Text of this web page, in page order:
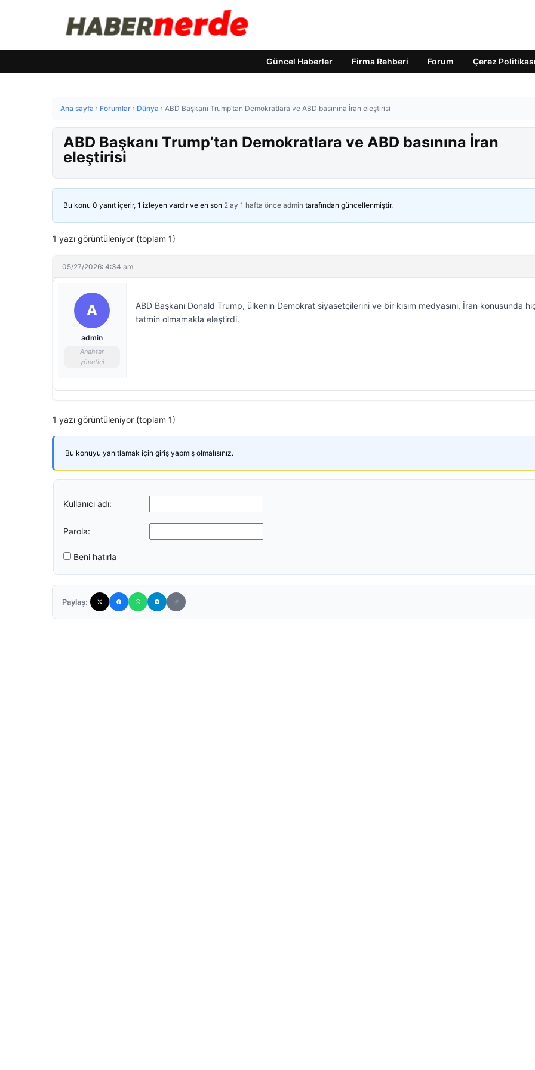
Güncel Haberler Firma Rehberi Forum Çerez Politikası
Ana sayfa › Forumlar › Dünya › ABD Başkanı Trump’tan Demokratlara ve ABD basınına İran eleştirisi
ABD Başkanı Trump’tan Demokratlara ve ABD basınına İran
eleştirisi
Bu konu 0 yanıt içerir, 1 izleyen vardır ve en son 2 ay 1 hafta önce admin tarafından güncellenmiştir.
1 yazı görüntüleniyor (toplam 1)
05/27/2026: 4:34 am
A
admin
Anahtar
yönetici
ABD Başkanı Donald Trump, ülkenin Demokrat siyasetçilerini ve bir kısım medyasını, İran konusunda
tatmin olmamakla eleştirdi.
1 yazı görüntüleniyor (toplam 1)
Bu konuyu yanıtlamak için giriş yapmış olmalısınız.
Kullanıcı adı:
Parola:
Beni hatırla
Paylaş: